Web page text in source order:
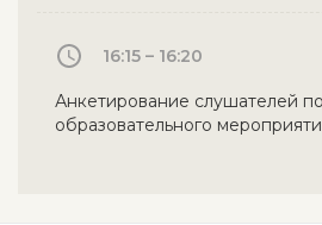
16:15 – 16:20
Анкетирование слушателей
образовательного